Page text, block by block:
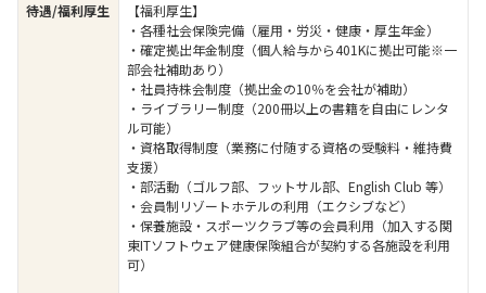
待遇/福利厚生
【福利厚生】
・各種社会保険完備（雇用・労災・健康・厚生年金）
・確定拠出年金制度（個人給与から401Kに拠出可能※一
部会社補助あり）
・社員持株会制度（拠出金の10％を会社が補助）
・ライブラリー制度（200冊以上の書籍を自由にレンタ
ル可能）
・資格取得制度（業務に付随する資格の受験料・維持費
支援）
・部活動（ゴルフ部、フットサル部、English Club 等）
・会員制リゾートホテルの利用（エクシブなど）
・保養施設・スポーツクラブ等の会員利用（加入する関
東ITソフトウェア健康保険組合が契約する各施設を利用
可）